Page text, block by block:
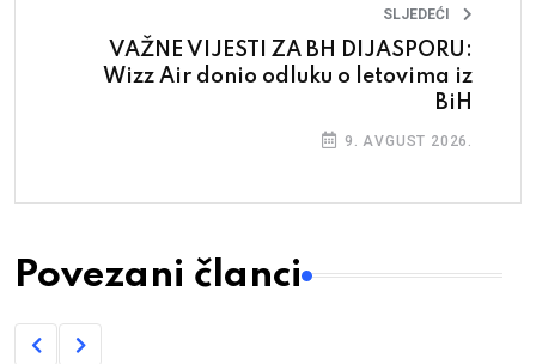
SLJEDEĆI
VAŽNE VIJESTI ZA BH DIJASPORU:
Wizz Air donio odluku o letovima iz
BiH
9. AVGUST 2026.
Povezani članci